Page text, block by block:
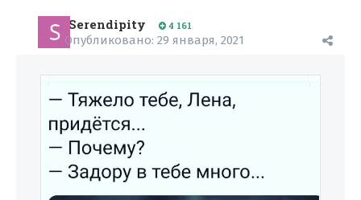
Serendipity 4 161
Опубликовано: 29 января, 2021